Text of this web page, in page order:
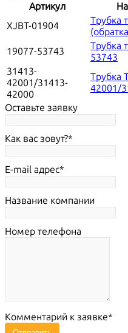
Артикул
XJBT-01904
Трубка
19077-53743
Трубка
53743
31413-
42001/31413-
42000
Трубка
42001/
Оставьте заявку
Как вас зовут?
E-mail адрес
Название компании
Номер телефона
Комментарий к заявке